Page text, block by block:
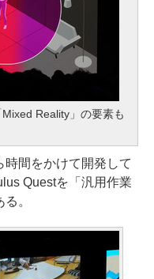
Reality」の要素も
間をかけて開発して
Questを「汎用作業
。